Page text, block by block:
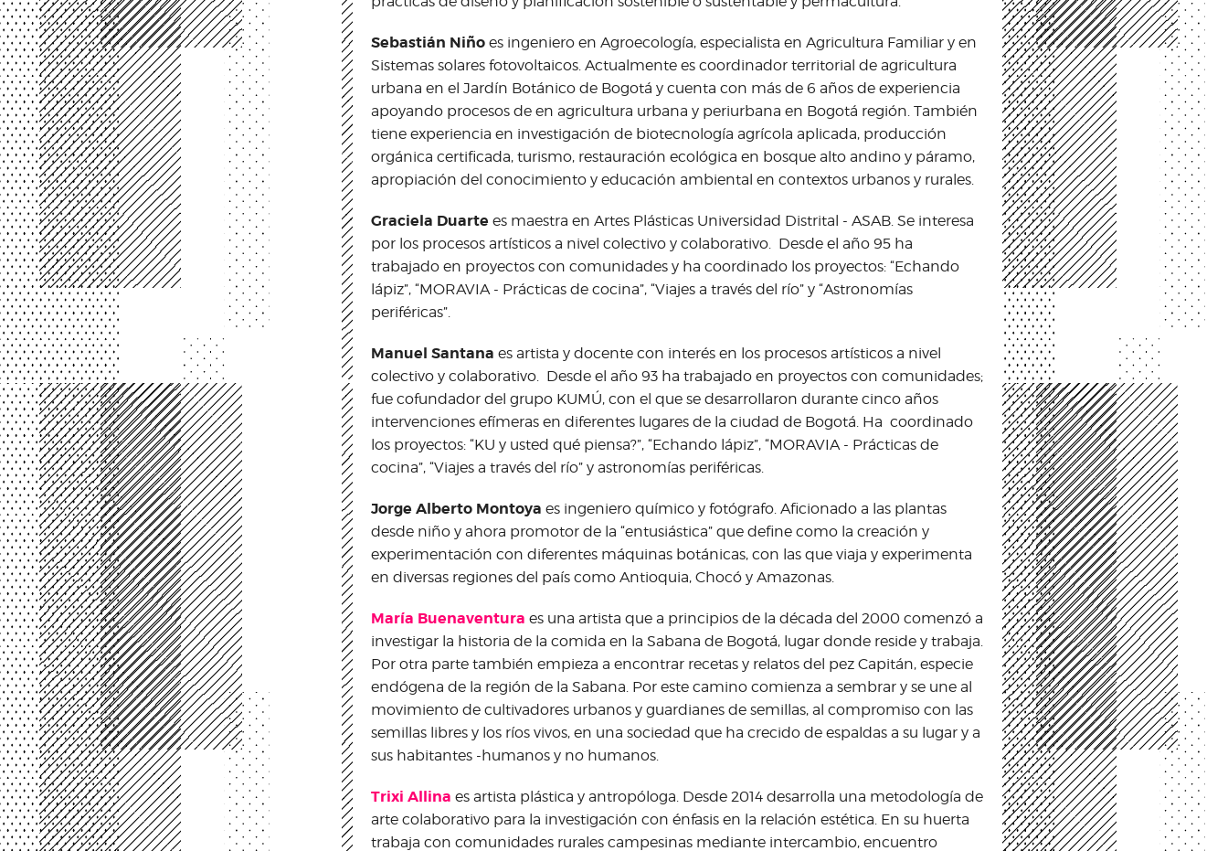
Sebastián Niñoes ingeniero en Agroecología, especialista en Agricultura Familiar y en
Sistemas solares fotovoltaicos. Actualmente es coordinador territorial de agricultura
urbana en el Jardín Botánico de Bogotá y cuenta con más de 6 años de experiencia
apoyando procesos de en agricultura urbana y periurbana en Bogotá región. También
tiene experiencia en investigación de biotecnología agrícola aplicada, producción
orgánica certificada, turismo, restauración ecológica en bosque alto andino y páramo,
apropiación del conocimiento y educación ambiental en contextos urbanos y rurales.
Graciela Duartees maestra en Artes Plásticas Universidad Distrital - ASAB. Se interesa
por los procesos artísticos a nivel colectivo y colaborativo. Desde el año 95 ha
trabajado en proyectos con comunidades y ha coordinado los proyectos: “Echando
lápiz”, “MORAVIA - Prácticas de cocina”, “Viajes a través del río” y “Astronomías
periféricas”.
Manuel Santana es artista y docente con interés en los procesos artísticos a nivel
colectivo y colaborativo. Desde el año 93 ha trabajado en proyectos con comunidades;
fue cofundador del grupo KUMÚ, con el que se desarrollaron durante cinco años
intervenciones efímeras en diferentes lugares de la ciudad de Bogotá. Ha coordinado
los proyectos: “KU y usted qué piensa?”, “Echando lápiz”, “MORAVIA - Prácticas de
cocina”, “Viajes a través del río” y astronomías periféricas.
Jorge Alberto Montoya es ingeniero químico y fotógrafo. Aficionado a las plantas
desde niño y ahora promotor de la “entusiástica” que define como la creación y
experimentación con diferentes máquinas botánicas, con las que viaja y experimenta
en diversas regiones del país como Antioquia, Chocó y Amazonas.
María Buenaventura es una artista que a principios de la década del 2000 comenzó a
investigar la historia de la comida en la Sabana de Bogotá, lugar donde reside y trabaja.
Por otra parte también empieza a encontrar recetas y relatos del pez Capitán, especie
endógena de la región de la Sabana. Por este camino comienza a sembrar y se une al
movimiento de cultivadores urbanos y guardianes de semillas, al compromiso con las
semillas libres y los ríos vivos, en una sociedad que ha crecido de espaldas a su lugar y a
sus habitantes -humanos y no humanos.
Trixi Allina es artista plástica y antropóloga. Desde 2014 desarrolla una metodología de
arte colaborativo para la investigación con énfasis en la relación estética. En su huerta
trabaja con comunidades rurales campesinas mediante intercambio, encuentro